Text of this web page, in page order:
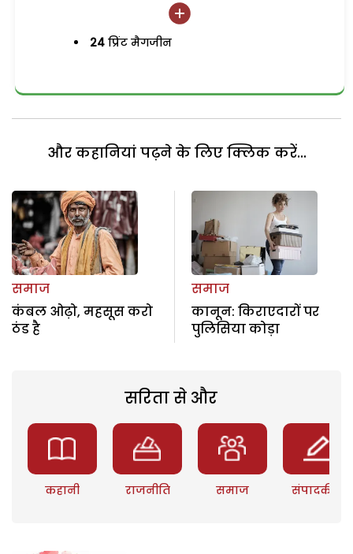
24 प्रिंट मैगजीन
और कहानियां पढ़ने के लिए क्लिक करें...
समाज
कंबल ओढ़ो, महसूस करो
ठंड है
समाज
कानून: किराएदारों पर
पुलिसिया कोड़ा
सरिता से और
कहानी राजनीति समाज संपादकीय